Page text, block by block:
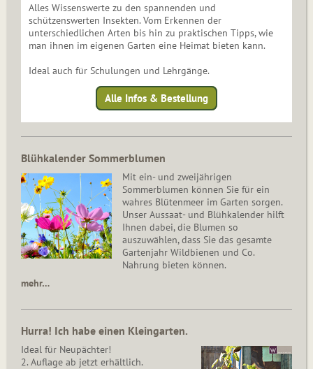
Alles Wissenswerte zu den spannenden und
schützenswerten Insekten. Vom Erkennen der
unterschiedlichen Arten bis hin zu praktischen Tipps, wie
man ihnen im eigenen Garten eine Heimat bieten kann.
Ideal auch für Schulungen und Lehrgänge.
Alle Infos & Bestellung
Blühkalender Sommerblumen
Mit ein- und zweijährigen
Sommerblumen können Sie für ein
wahres Blütenmeer im Garten sorgen.
Unser Aussaat- und Blühkalender hilft
Ihnen dabei, die Blumen so
auszuwählen, dass Sie das gesamte
Gartenjahr Wildbienen und Co.
Nahrung bieten können.
mehr…
Hurra! Ich habe einen Kleingarten.
Ideal für Neupächter!
2. Auflage ab jetzt erhältlich.